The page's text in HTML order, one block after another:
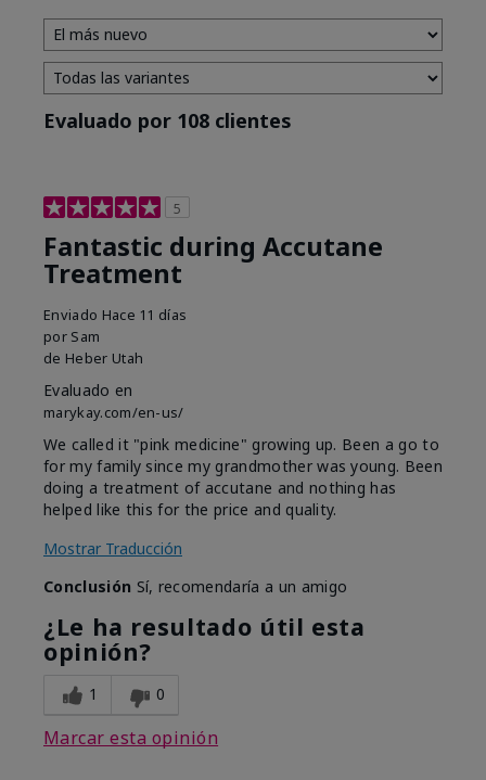
Evaluado por 108 clientes
5
Fantastic during Accutane
Treatment
Enviado Hace 11 días
por Sam
de Heber Utah
Evaluado en
marykay.com/en-us/
We called it "pink medicine" growing up. Been a go to
for my family since my grandmother was young. Been
doing a treatment of accutane and nothing has
helped like this for the price and quality.
Mostrar Traducción
Conclusión Sí, recomendaría a un amigo
¿Le ha resultado útil esta
opinión?
1 0
Marcar esta opinión